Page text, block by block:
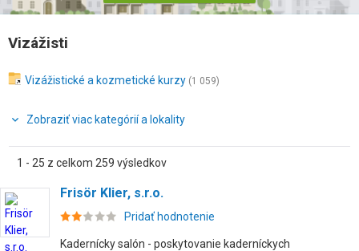
Vizážisti
Vizážistické a kozmetické kurzy (1 059)
Zobraziť viac kategórií a lokality
1 - 25 z celkom 259 výsledkov
Frisör Klier, s.r.o.
Pridať hodnotenie
Kadernícky salón - poskytovanie kaderníckych